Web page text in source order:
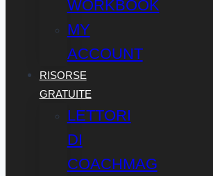
WORKBOOK
MY
ACCOUNT
RISORSE
GRATUITE
LETTORI
DI
COACHMAG